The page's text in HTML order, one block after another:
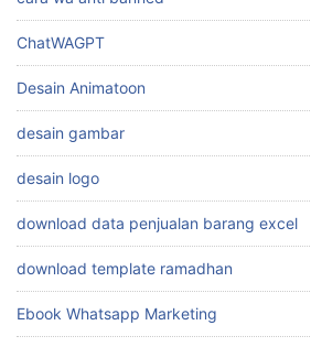
ChatWAGPT
Desain Animatoon
desain gambar
desain logo
download data penjualan barang excel
download template ramadhan
Ebook Whatsapp Marketing